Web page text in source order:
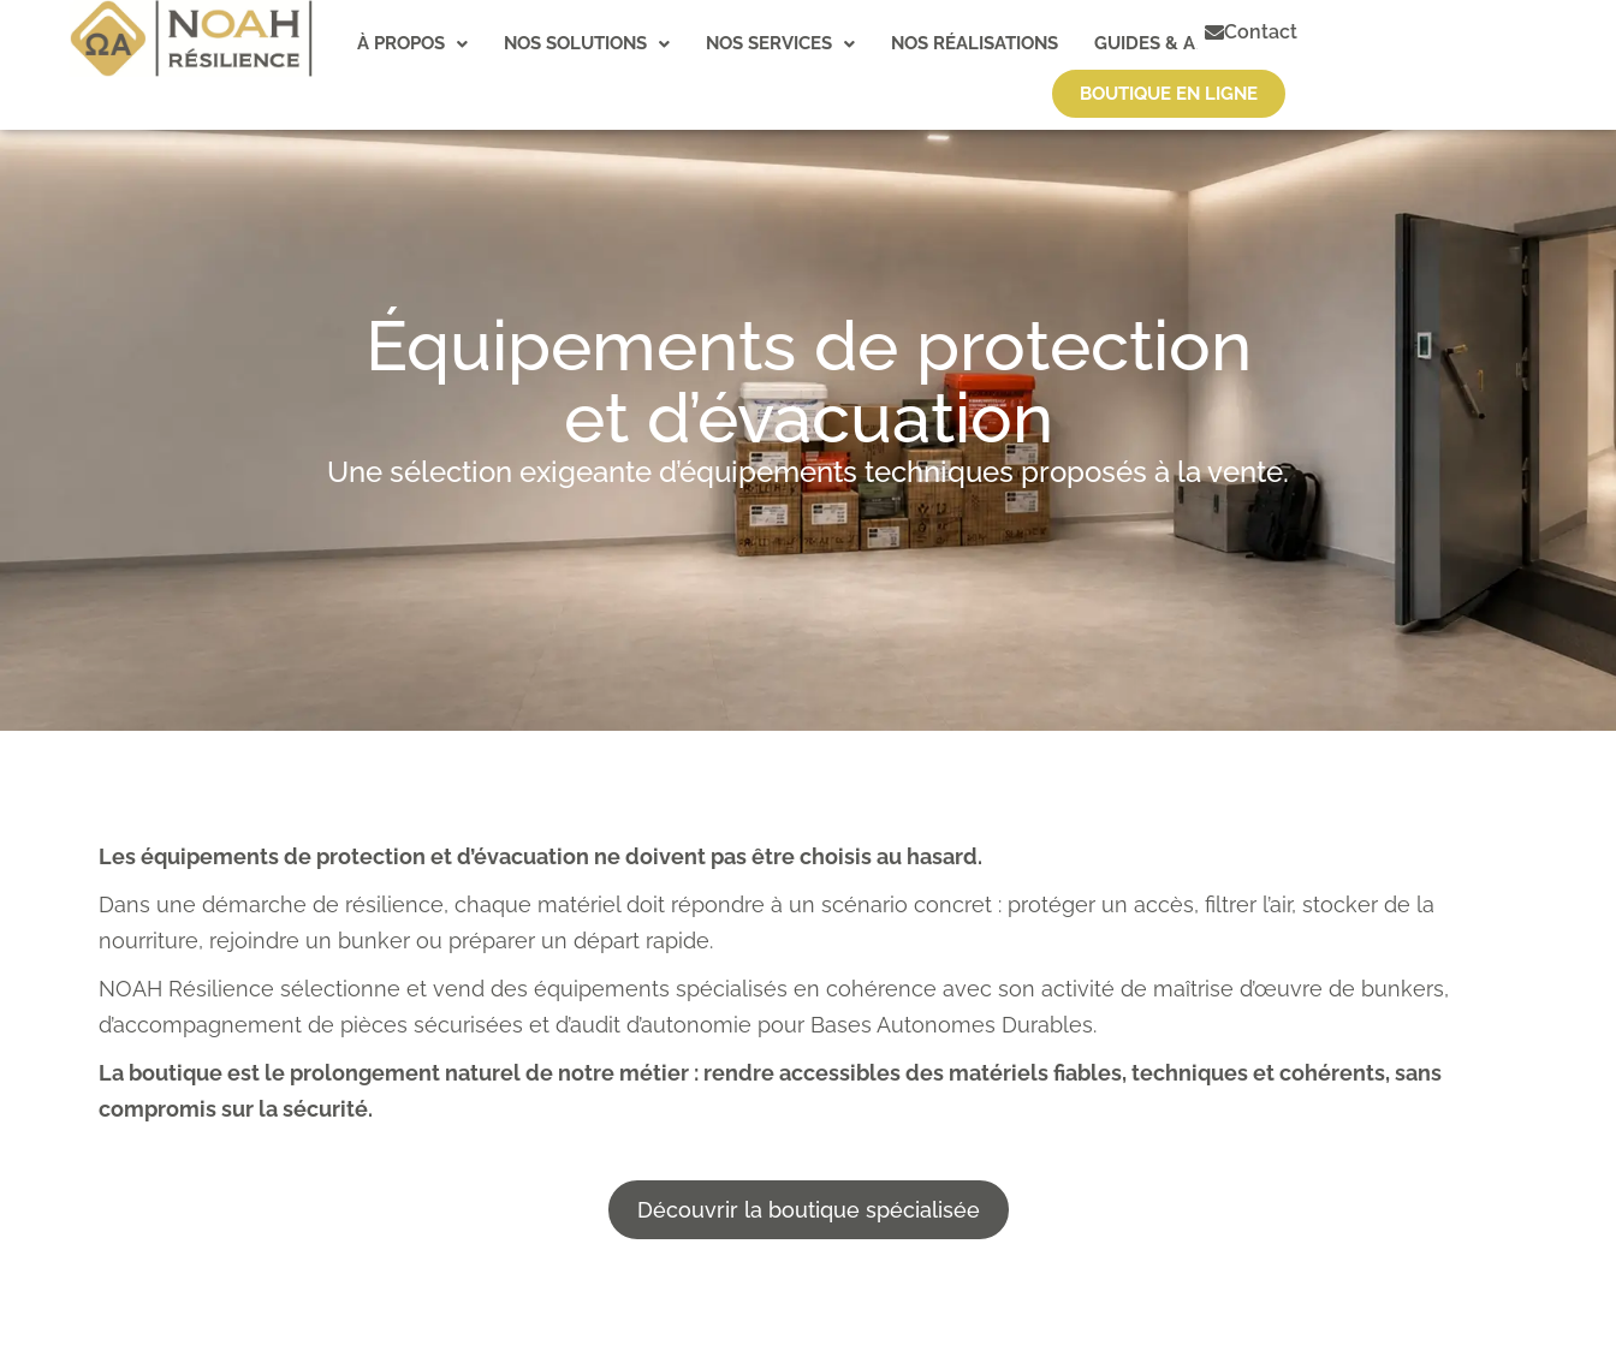
Aller
au
contenu
À PROPOS NOS SOLUTIONS NOS SERVICES NOS RÉALISATIONS GUIDES & ARTICLES
BOUTIQUE EN LIGNE
Contact
Équipements de protection
et d’évacuation
Une sélection exigeante d’équipements techniques proposés à la vente.
Les équipements de protection et d’évacuation ne doivent pas être choisis au hasard.
Dans une démarche de résilience, chaque matériel doit répondre à un scénario concret : protéger un accès, filtrer l’air, stocker de la
nourriture, rejoindre un bunker ou préparer un départ rapide.
NOAH Résilience sélectionne et vend des équipements spécialisés en cohérence avec son activité de maîtrise d’œuvre de bunkers,
d’accompagnement de pièces sécurisées et d’audit d’autonomie pour Bases Autonomes Durables.
La boutique est le prolongement naturel de notre métier : rendre accessibles des matériels fiables, techniques et cohérents, sans
compromis sur la sécurité.
Découvrir la boutique spécialisée